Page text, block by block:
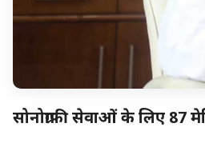
सोनोग्राफी सेवाओं के लिए